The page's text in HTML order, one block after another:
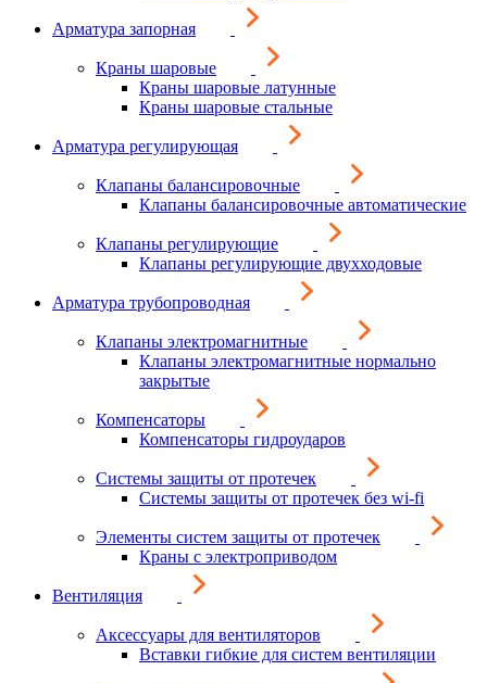
Арматура запорная
Краны шаровые
Краны шаровые латунные
Краны шаровые стальные
Арматура регулирующая
Клапаны балансировочные
Клапаны балансировочные автоматические
Клапаны регулирующие
Клапаны регулирующие двухходовые
Арматура трубопроводная
Клапаны электромагнитные
Клапаны электромагнитные нормально
закрытые
Компенсаторы
Компенсаторы гидроударов
Системы защиты от протечек
Системы защиты от протечек без wi-fi
Элементы систем защиты от протечек
Краны с электроприводом
Вентиляция
Аксессуары для вентиляторов
Вставки гибкие для систем вентиляции